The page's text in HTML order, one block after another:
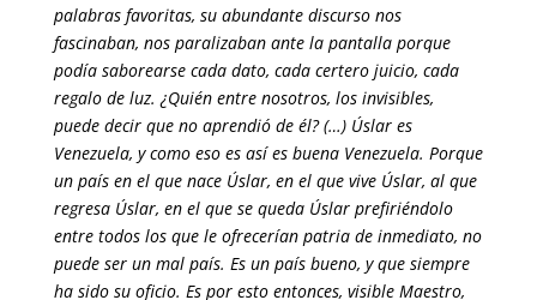
palabras favoritas, su abundante discurso nos
fascinaban, nos paralizaban ante la pantalla porque
podía saborearse cada dato, cada certero juicio, cada
regalo de luz. ¿Quién entre nosotros, los invisibles,
puede decir que no aprendió de él? (…) Úslar es
Venezuela, y como eso es así es buena Venezuela. Porque
un país en el que nace Úslar, en el que vive Úslar, al que
regresa Úslar, en el que se queda Úslar prefiriéndolo
entre todos los que le ofrecerían patria de inmediato, no
puede ser un mal país. Es un país bueno, y que siempre
ha sido su oficio. Es por esto entonces, visible Maestro,